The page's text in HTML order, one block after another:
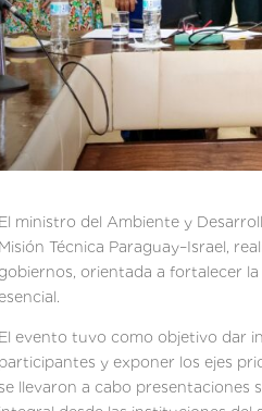
El ministro del Ambiente y
Misión Técnica Paraguay–Israel,
gobiernos, orientada a fortalecer
El evento tuvo como objetivo dar
participantes y exponer los ejes
se llevaron a cabo presentaciones